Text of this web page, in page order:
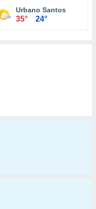
Urbano Santos
35° 24°